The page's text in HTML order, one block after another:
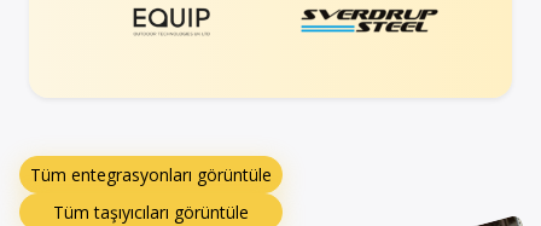
Tüm entegrasyonları görüntüle
Tüm taşıyıcıları görüntüle